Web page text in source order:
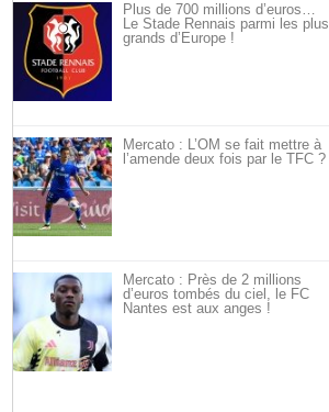
Plus de 700 millions d’euros…
Le Stade Rennais parmi les plus
grands d’Europe !
Mercato : L’OM se fait mettre à
l’amende deux fois par le TFC ?
Mercato : Près de 2 millions
d’euros tombés du ciel, le FC
Nantes est aux anges !